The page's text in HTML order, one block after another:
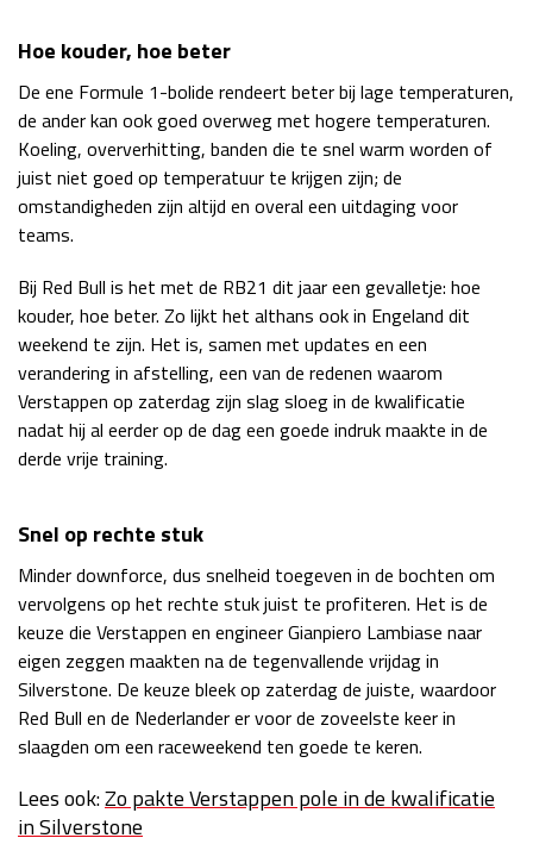
Kwalificatie
za 22:00 - 23:00
Race
zo 21:00 - 23:00
Kwalificatie
za 05:00 - 06:00
Race
zo 05:00 - 07:00
GP QATAR 2026 27 - 29 nov
GP ABU DHABI 2026 04 - 06 dec
Race
zo 14:00 - 16:00
Hoe kouder, hoe beter
De ene Formule 1-bolide rendeert beter bij lage temperaturen,
de ander kan ook goed overweg met hogere temperaturen.
Koeling, oververhitting, banden die te snel warm worden of
juist niet goed op temperatuur te krijgen zijn; de
omstandigheden zijn altijd en overal een uitdaging voor
teams.
Bij Red Bull is het met de RB21 dit jaar een gevalletje: hoe
kouder, hoe beter. Zo lijkt het althans ook in Engeland dit
weekend te zijn. Het is, samen met updates en een
verandering in afstelling, een van de redenen waarom
Verstappen op zaterdag zijn slag sloeg in de kwalificatie
nadat hij al eerder op de dag een goede indruk maakte in de
derde vrije training.
Snel op rechte stuk
Minder downforce, dus snelheid toegeven in de bochten om
vervolgens op het rechte stuk juist te profiteren. Het is de
keuze die Verstappen en engineer Gianpiero Lambiase naar
eigen zeggen maakten na de tegenvallende vrijdag in
Silverstone. De keuze bleek op zaterdag de juiste, waardoor
Red Bull en de Nederlander er voor de zoveelste keer in
slaagden om een raceweekend ten goede te keren.
Lees ook:Zo pakte Verstappen pole in de kwalificatie
in Silverstone